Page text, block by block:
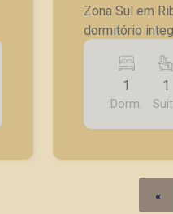
Zona Sul em
dormitório
ambientes; -
Cozinha; -
garagem. -
de 2026. -
e unidades disponíveis.
mesmo nos
1
Dorm.
1
«